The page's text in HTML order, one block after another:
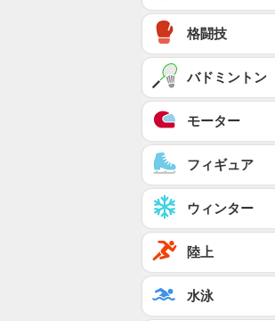
格闘技
バドミントン
モーター
フィギュア
ウィンター
陸上
水泳